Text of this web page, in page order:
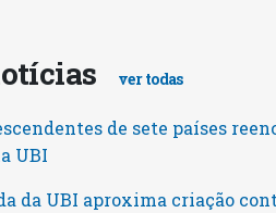
ver todas
de sete países
UBI
da UBI aproxima criação